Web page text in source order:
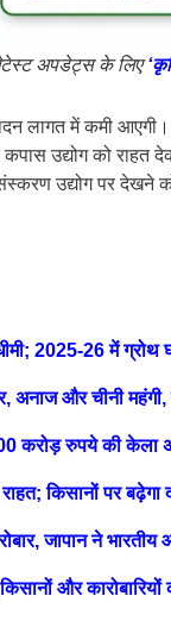
अपडेट्स के लिए
लागत में कमी
कपास उद्योग को
उद्योग पर देखने
2025-26 में ग्रोथ
अनाज और चीनी
करोड़ रुपये की केला
किसानों पर बढ़ेगा
जापान ने भारतीय
और कारोबारियों